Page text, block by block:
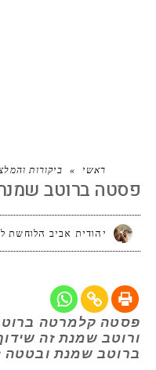
ראשי » ביקורות
פסטה ברוטב
יהודית אביב הלוחשת
פסטה קלמרטה
ורוטב שמנת זה
ברוטב שמנת ובטטה